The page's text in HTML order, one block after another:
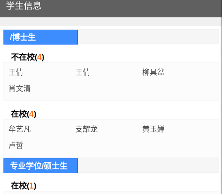
学生信息
/博士生
不在校(4)
王倩
王倩
柳具盆
肖文清
在校(4)
牟艺凡
支耀龙
黄玉婵
卢哲
专业学位/硕士生
在校(1)